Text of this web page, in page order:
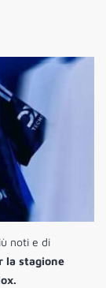
noti e di
la stagione